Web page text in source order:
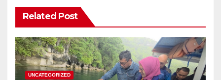
Related Post
UNCATEGORIZED